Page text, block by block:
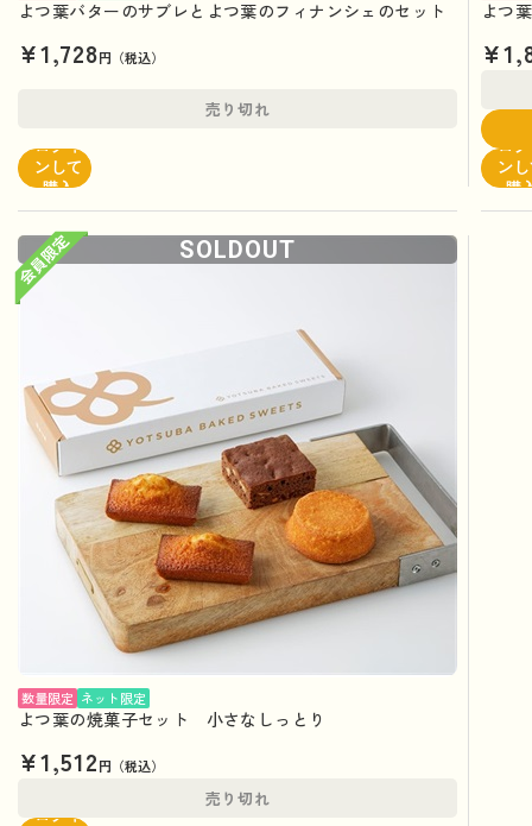
よつ葉バターのサブレとよつ葉のフィナンシェのセット
¥1,728円（税込）
売り切れ
ログイ
ンして
購入
よつ
ロ
ン
購
数量限定 ネット限定
よつ葉の焼菓子セット 小さなしっとり
¥1,512円（税込）
売り切れ
SOLDOUT
ログイ